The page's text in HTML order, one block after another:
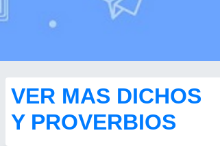
VER MAS DICHOS
Y PROVERBIOS